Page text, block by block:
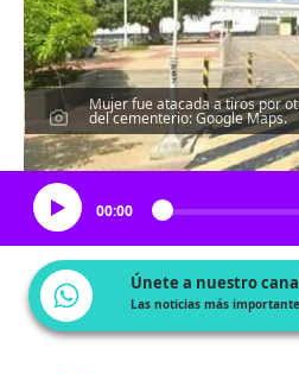
Mujer fue atacada a tiros por
del cementerio: Google Maps.
Escucha el
00:00
Únete a nuestro
Las noticias más